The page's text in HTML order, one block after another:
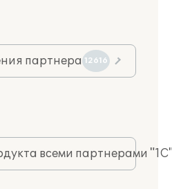
партнера 12616
всеми партнерами